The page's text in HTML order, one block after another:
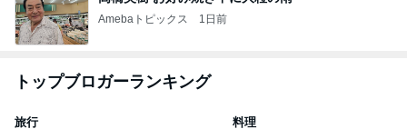
Amebaトピックス 1日前
トップブロガーランキング
旅行 料理